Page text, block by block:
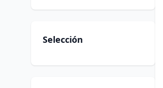
Selección